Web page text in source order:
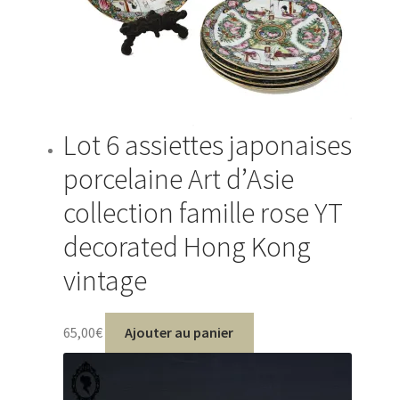
Lot 6 assiettes japonaises
porcelaine Art d’Asie
collection famille rose YT
decorated Hong Kong
vintage
65,00€ Ajouter au panier